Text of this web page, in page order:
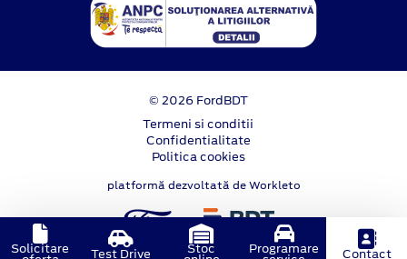
© 2026 FordBDT
Termeni si conditii
Confidentialitate
Politica cookies
platformă dezvoltată de Workleto
Solicitare Test Drive Stoc Programare Contact